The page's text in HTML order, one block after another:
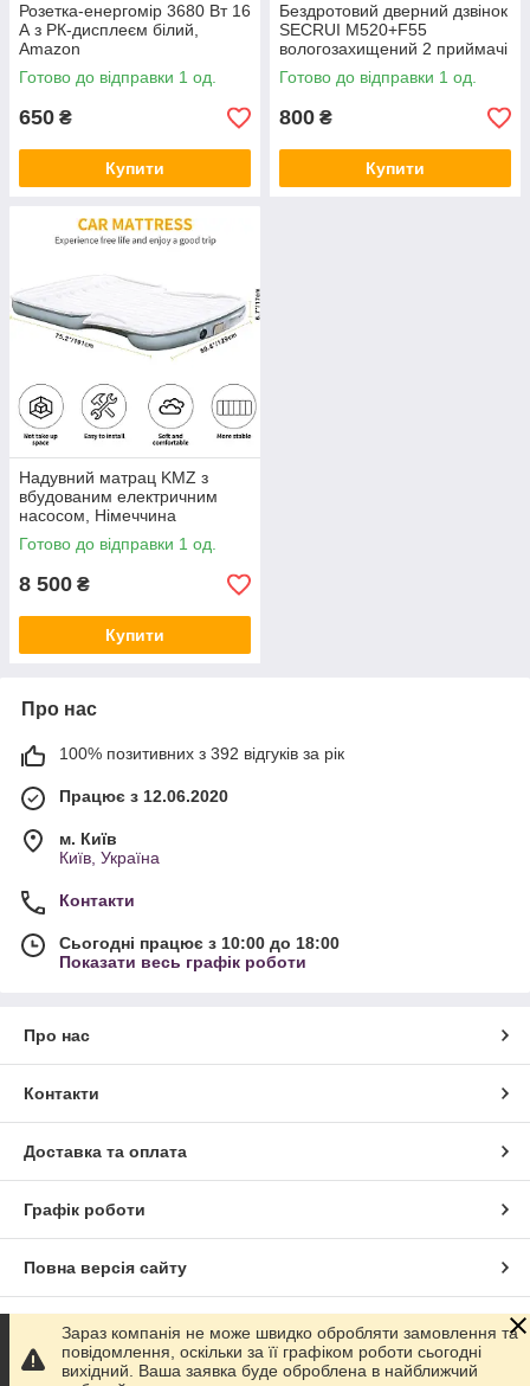
Розетка-енергомір 3680 Вт 16
А з РК-дисплеєм білий,
Amazon
Готово до відправки 1 од.
650 ₴
Купити
Бездротовий дверний дзвінок
SECRUI M520+F55
вологозахищений 2 приймачі
+ 1 кнопка чорний, Amazon
Готово до відправки 1 од.
800 ₴
Купити
Надувний матрац KMZ з
вбудованим електричним
насосом, Німеччина
Готово до відправки 1 од.
8 500 ₴
Купити
Про нас
100% позитивних з 392 відгуків за рік
Працює з 12.06.2020
м. Київ
Київ, Україна
Контакти
Сьогодні працює з 10:00 до 18:00
Показати весь графік роботи
Про нас
Контакти
Доставка та оплата
Графік роботи
Повна версія сайту
Сайт створено на маркетплейсіProm.ua
Зараз компанія не може швидко обробляти замовлення та
повідомлення, оскільки за її графіком роботи сьогодні
вихідний. Ваша заявка буде оброблена в найближчий